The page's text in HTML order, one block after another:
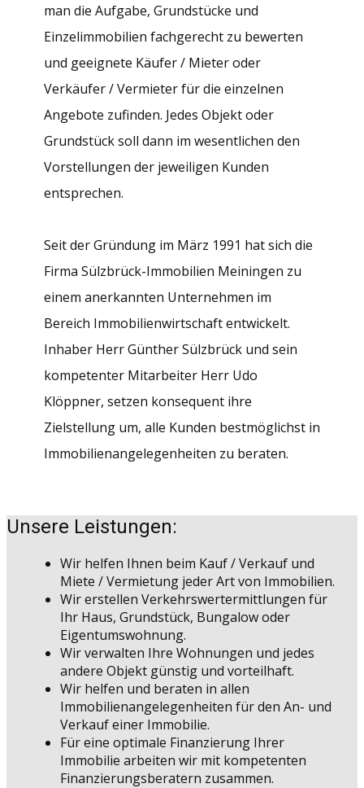
man die Aufgabe, Grundstücke und
Einzelimmobilien fachgerecht zu bewerten
und geeignete Käufer / Mieter oder
Verkäufer / Vermieter für die einzelnen
Angebote zufinden. Jedes Objekt oder
Grundstück soll dann im wesentlichen den
Vorstellungen der jeweiligen Kunden
entsprechen.
Seit der Gründung im März 1991 hat sich die
Firma Sülzbrück-Immobilien Meiningen zu
einem anerkannten Unternehmen im
Bereich Immobilienwirtschaft entwickelt.
Inhaber Herr Günther Sülzbrück und sein
kompetenter Mitarbeiter Herr Udo
Klöppner, setzen konsequent ihre
Zielstellung um, alle Kunden bestmöglichst in
Immobilienangelegenheiten zu beraten.
Unsere Leistungen:
Wir helfen Ihnen beim Kauf / Verkauf und
Miete / Vermietung jeder Art von Immobilien.
Wir erstellen Verkehrswertermittlungen für
Ihr Haus, Grundstück, Bungalow oder
Eigentumswohnung.
Wir verwalten Ihre Wohnungen und jedes
andere Objekt günstig und vorteilhaft.
Wir helfen und beraten in allen
Immobilienangelegenheiten für den An- und
Verkauf einer Immobilie.
Für eine optimale Finanzierung Ihrer
Immobilie arbeiten wir mit kompetenten
Finanzierungsberatern zusammen.